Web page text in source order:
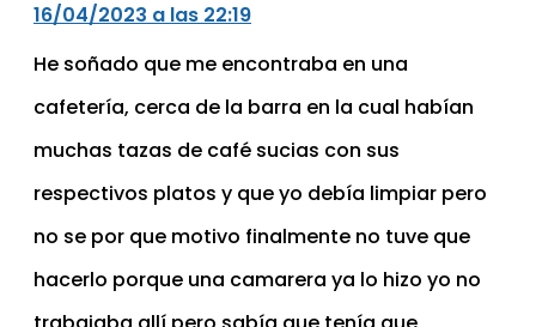
16/04/2023 a las 22:19
He soñado que me encontraba en una
cafetería, cerca de la barra en la cual habían
muchas tazas de café sucias con sus
respectivos platos y que yo debía limpiar pero
no se por que motivo finalmente no tuve que
hacerlo porque una camarera ya lo hizo yo no